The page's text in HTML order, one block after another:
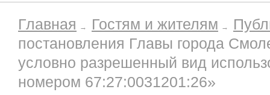
Главная Гостям и жителям
постановления Главы города
условно разрешенный вид
номером 67:27:0031201:26»